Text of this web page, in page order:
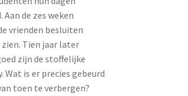
de zes weken
vrienden besluiten
Tien jaar later
zijn de stoffelijke
Wat is er precies gebeurd
toen te verbergen?